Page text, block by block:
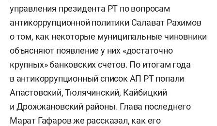
управления президента РТ по вопросам
антикоррупционной политики Салават Рахимов
о том, как некоторые муниципальные чиновники
объясняют появление у них «достаточно
крупных» банковских счетов. По итогам года
в антикоррупционный список АП РТ попали
Апастовский, Тюлячинский, Кайбицкий
и Дрожжановский районы. Глава последнего
Марат Гафаров же рассказал, как его